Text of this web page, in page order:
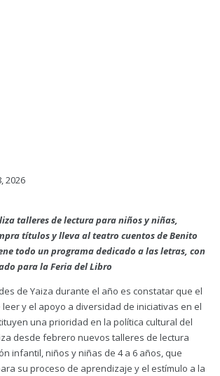
2026
talleres de lectura para niños y niñas,
títulos y lleva al teatro cuentos de Benito
todo un programa dedicado a las letras, con
para la Feria del Libro
de Yaiza durante el año es constatar que el
y el apoyo a diversidad de iniciativas en el
una prioridad en la política cultural del
desde febrero nuevos talleres de lectura
infantil, niños y niñas de 4 a 6 años, que
su proceso de aprendizaje y el estímulo a la